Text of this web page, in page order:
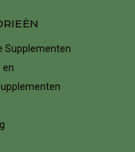
Supplementen
en